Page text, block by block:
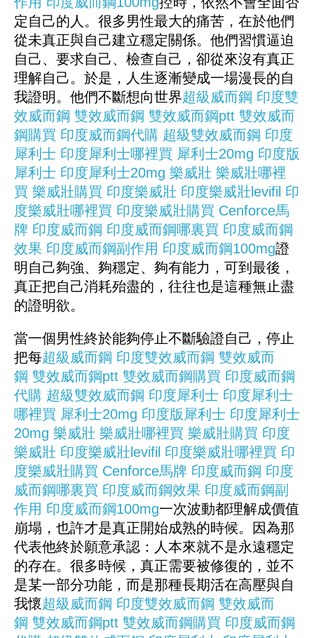
定自己的人。很多男性最大的痛苦，在於他們
從未真正與自己建立穩定關係。他們習慣逼迫
自己、要求自己、檢查自己，卻從來沒有真正
理解自己。於是，人生逐漸變成一場漫長的自
我證明。他們不斷想向世界超級威而鋼 印度雙
效威而鋼 雙效威而鋼 雙效威而鋼ptt 雙效威而
鋼購買 印度威而鋼代購 超級雙效威而鋼 印度
犀利士 印度犀利士哪裡買 犀利士20mg 印度版
犀利士 印度犀利士20mg 樂威壯 樂威壯哪裡
買 樂威壯購買 印度樂威壯 印度樂威壯levifil 印
度樂威壯哪裡買 印度樂威壯購買 Cenforce馬
牌 印度威而鋼 印度威而鋼哪裏買 印度威而鋼
效果 印度威而鋼副作用 印度威而鋼100mg證
明自己夠強、夠穩定、夠有能力，可到最後，
真正把自己消耗殆盡的，往往也是這種無止盡
的證明欲。
當一個男性終於能夠停止不斷驗證自己，停止
把每超級威而鋼 印度雙效威而鋼 雙效威而
鋼 雙效威而鋼ptt 雙效威而鋼購買 印度威而鋼
代購 超級雙效威而鋼 印度犀利士 印度犀利士
哪裡買 犀利士20mg 印度版犀利士 印度犀利士
20mg 樂威壯 樂威壯哪裡買 樂威壯購買 印度
樂威壯 印度樂威壯levifil 印度樂威壯哪裡買 印
度樂威壯購買 Cenforce馬牌 印度威而鋼 印度
威而鋼哪裏買 印度威而鋼效果 印度威而鋼副
作用 印度威而鋼100mg一次波動都理解成價值
崩塌，也許才是真正開始成熟的時候。因為那
代表他終於願意承認：人本來就不是永遠穩定
的存在。很多時候，真正需要被修復的，並不
是某一部分功能，而是那種長期活在高壓與自
我懷超級威而鋼 印度雙效威而鋼 雙效威而
鋼 雙效威而鋼ptt 雙效威而鋼購買 印度威而鋼